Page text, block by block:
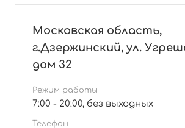
Московская область,
г.Дзержинский, ул.
дом 32
Режим работы
7:00 - 20:00, без выходных
Телефон